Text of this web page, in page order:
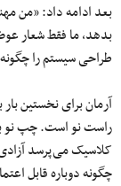
بعد ادامه داد: «من
بدهد، ما فقط شعار
طراحی سیستم را
آرمان برای نخستین
راست نو است. چپ نو
کلاسیک می‌پرسد
چگونه دوباره قابل